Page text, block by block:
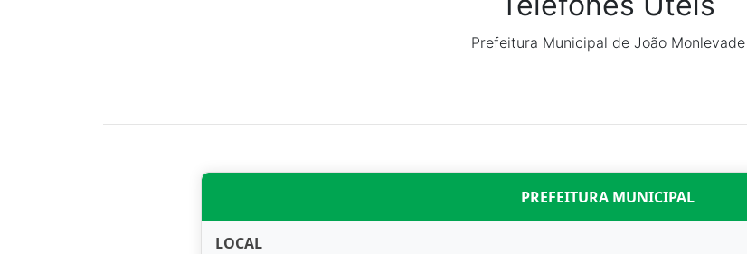
Prefeitura Municipal de João Monlevade
PREFEITURA MUNICIPAL
LOCAL